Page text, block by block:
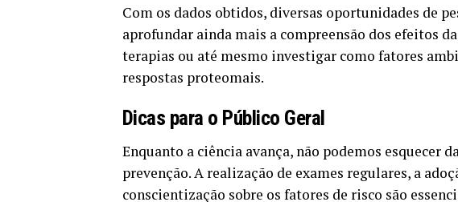
Com os dados obtidos, diversas oportunidades de
aprofundar ainda mais a compreensão dos efeitos
terapias ou até mesmo investigar como fatores
respostas proteomais.
Dicas para o Público Geral
Enquanto a ciência avança, não podemos esquecer
prevenção. A realização de exames regulares, a
conscientização sobre os fatores de risco são